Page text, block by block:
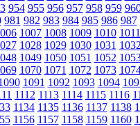
954 955 956 957 958 959
981 982 983 984 985 986 987
1007 1008 1009 1010 1011
1028 1029 1030 1031
1049 1050 1051 1052
1070 1071 1072 1073
1091 1092 1093 1094
1112 1113 1114 1115 1116
1134 1135 1136 1137 1138
1156 1157 1158 1159 1160